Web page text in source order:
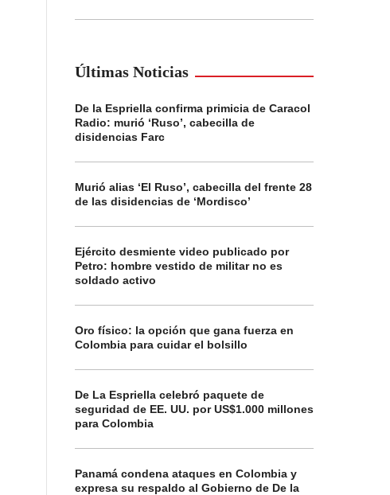
Últimas Noticias
De la Espriella confirma primicia de Caracol
Radio: murió ‘Ruso’, cabecilla de
disidencias Farc
Murió alias ‘El Ruso’, cabecilla del frente 28
de las disidencias de ‘Mordisco’
Ejército desmiente video publicado por
Petro: hombre vestido de militar no es
soldado activo
Oro físico: la opción que gana fuerza en
Colombia para cuidar el bolsillo
De La Espriella celebró paquete de
seguridad de EE. UU. por US$1.000 millones
para Colombia
Panamá condena ataques en Colombia y
expresa su respaldo al Gobierno de De la